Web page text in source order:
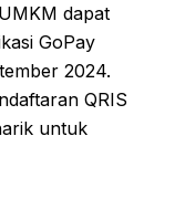
dapat
GoPay
2024.
QRIS
untuk